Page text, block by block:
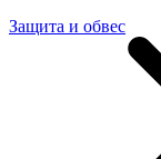
Защита и обвес